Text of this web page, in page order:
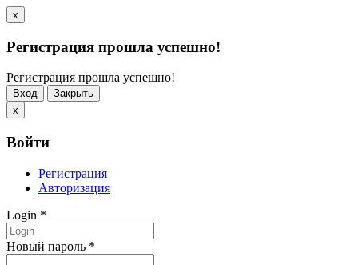
x
Регистрация прошла успешно!
Регистрация прошла успешно!
Вход
Закрыть
x
Войти
Регистрация
Авторизация
Login *
Новый пароль *